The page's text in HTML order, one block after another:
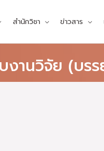
สำนักวิชา ข่าวสาร
านวิจัย (บรร